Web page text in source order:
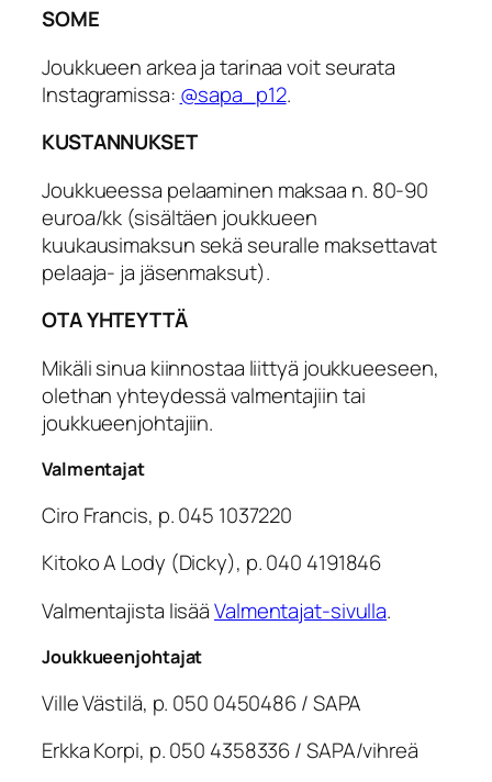
SOME
Joukkueen arkea ja tarinaa voit seurata
Instagramissa: @sapa_p12.
KUSTANNUKSET
Joukkueessa pelaaminen maksaa n. 80-90
euroa/kk (sisältäen joukkueen
kuukausimaksun sekä seuralle maksettavat
pelaaja- ja jäsenmaksut).
OTA YHTEYTTÄ
Mikäli sinua kiinnostaa liittyä joukkueeseen,
olethan yhteydessä valmentajiin tai
joukkueenjohtajiin.
Valmentajat
Ciro Francis, p. 045 1037220
Kitoko A Lody (Dicky), p. 040 4191846
Valmentajista lisääValmentajat-sivulla.
Joukkueenjohtajat
Ville Västilä, p. 050 0450486 / SAPA
Erkka Korpi, p. 050 4358336 / SAPA/vihreä